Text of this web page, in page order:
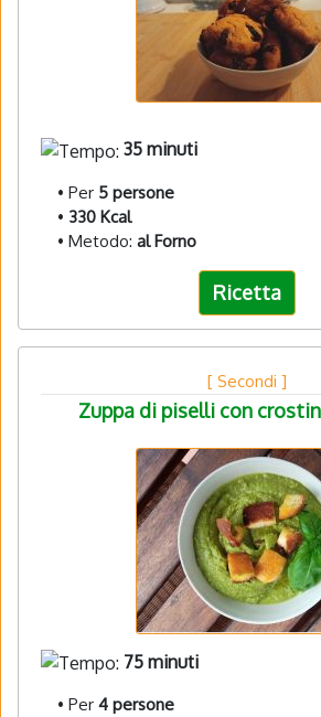
35 minuti
• Per 5 persone
• 330 Kcal
• Metodo: al Forno
Ricetta
[ Secondi ]
Zuppa di piselli con
75 minuti
• Per 4 persone